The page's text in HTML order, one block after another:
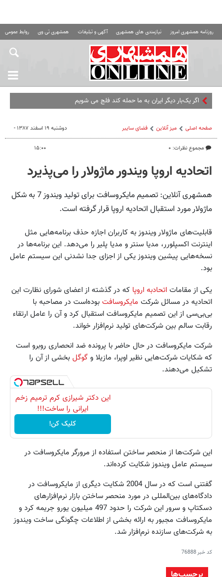
روزنامه همشهری امروز نیازمندی های همشهری آگهی و تبلیغات همشهری تی وی روابط عمومی
اگر یک‌بار دیگر ایران به ما حمله کند فلج می شویم
صفحه اصلی میز آنلاین فضای سایبر
مجموع نظرات: ۰
دوشنبه ۱۹ اسفند ۱۳۸۷ -
۱۵:۰۰
اتحادیه اروپا ویندور ماژولار را می‌پذیرد
همشهری آنلاین: تصمیم مایکروسافت برای تولید ویندوز 7 به شکل
ماژولار مورد استقبال اتحادیه اروپا قرار گرفته است.
قابلیت‌های ماژولار ویندوز به کاربران اجازه حذف برنامه‌هایی مثل
اینترنت اکسپلورر، مدیا سنتر و مدیا پلیر را می‌دهد. این برنامه‌ها در
نسخه‌‌‌هایی پیشین ویندوز یکی از اجزای جدا نشدنی این سیستم عامل
بود.
یکی از مقامات اتحادبه اروپا که در گذشته از اعضای شورای نظارت این
اتحادیه در مسائل شرکت مایکروسافت بوده‌است در مصاحبه با
بی‌بی‌سی از این تصمیم مایکروسافت استقبال کرد‌ و آن را عامل ارتقاء
رقابت سالم بین شرکت‌‌های تولید نرم‌افزار خواند.
شرکت مایکروسافت در حال حاضر با پرونده ضد انحصاری روبرو است
که شکایات شرکت‌هایی نظیر اوپرا، مازیلا و گوگل بخشی از آن را
تشکیل می‌‌دهند.
این دکتر شیرازی کرم ترمیم زخم
ایرانی را ساخت!!!
کلیک کن!
این شرکت‌ها از منحصر ساختن استفاده از مرورگر مایکروسافت در
سیستم عامل ویندوز شکایت کرده‌اند.
گفتنی است که در سال 2004 شکایت دیگری از مایکروسافت در
دادگاه‌های بین‌المللی در مورد منحصر ساختن بازار نرم‌افزارهای
دسکتاپ و سرور این شرکت را حدود 497 میلیون یورو جریمه کرد و
مایکروسافت مجبور به ارائه بخشی از اطلاعات چگونگی ساخت ویندوز
به شرکت‌های سازنده نرم‌افزار شد.
کد خبر76888